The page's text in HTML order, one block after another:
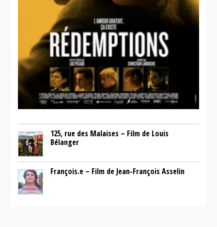
125, rue des Malaises – Film de Louis
Bélanger
François.e – Film de Jean-François Asselin